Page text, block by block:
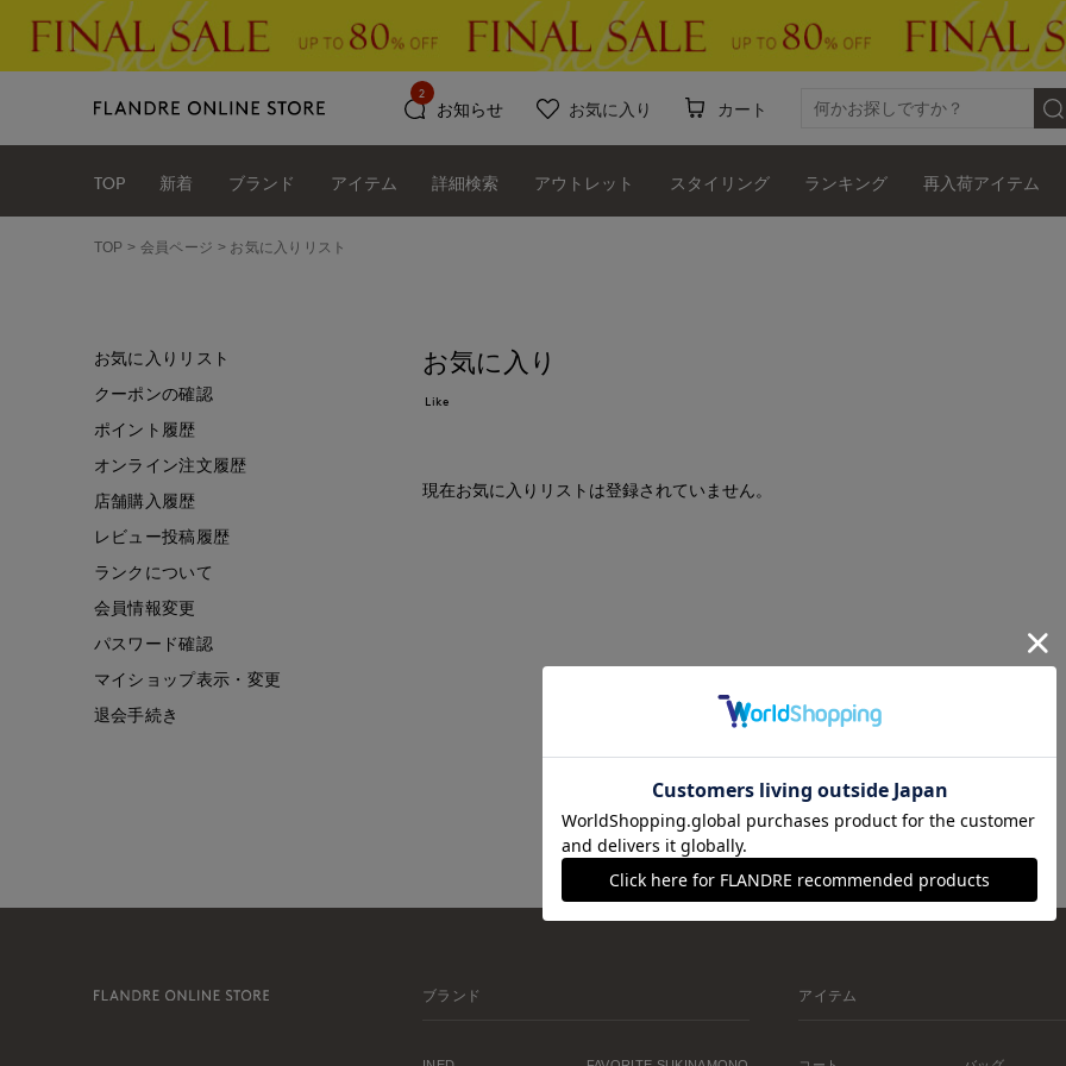
お知らせ
2
お気に入り カート
TOP 新着 ブランド アイテム 詳細検索 アウトレット スタイリング ランキング 再入荷アイテム
TOP 会員ページ お気に入りリスト
お気に入り
Like
現在お気に入りリストは登録されていません。
お気に入りリスト
クーポンの確認
ポイント履歴
オンライン注文履歴
店舗購入履歴
レビュー投稿履歴
ランクについて
会員情報変更
パスワード確認
マイショップ表示・変更
退会手続き
ブランド アイテム